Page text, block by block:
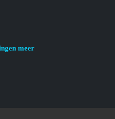
meer